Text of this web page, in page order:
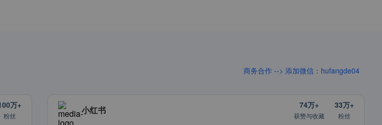
商务合作 --> 添加微信：hufangde04
万+
粉丝 小红书 74万+
获赞与收藏
33万+
粉丝